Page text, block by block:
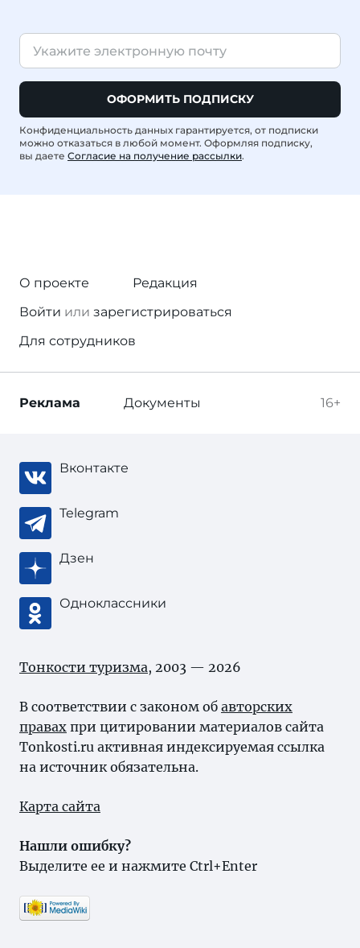
ОФОРМИТЬ ПОДПИСКУ
Конфиденциальность данных гарантируется, от подписки
можно отказаться в любой момент. Оформляя подписку,
вы даете Согласие на получение рассылки.
О проекте
Редакция
Войти или зарегистрироваться
Для сотрудников
16+
Реклама Документы
Вконтакте
Telegram
Дзен
Одноклассники
Тонкости туризма, 2003 — 2026
В соответствии с законом об авторских
правах при цитировании материалов сайта
Tonkosti.ru активная индексируемая ссылка
на источник обязательна.
Карта сайта
Нашли ошибку?
Выделите ее и нажмите Ctrl+Enter